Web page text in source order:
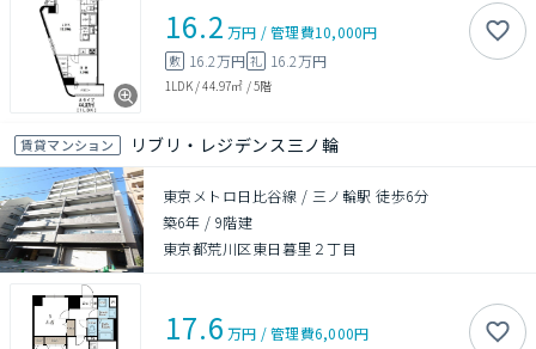
16.2 万円 /管理費10,000円
敷 16.2万円 礼 16.2万円
1LDK/44.97㎡ /5階
賃貸マンション リブリ・レジデンス三ノ輪
東京メトロ日比谷線 / 三ノ輪駅 徒歩6分
築6年 / 9階建
東京都荒川区東日暮里２丁目
17.6 万円 /管理費6,000円